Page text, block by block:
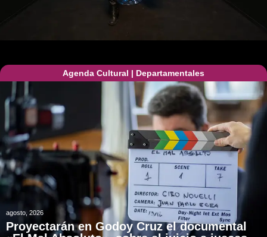
Agenda Cultural | Departamentales
agosto, 2026
Proyectarán en Godoy Cruz el documental